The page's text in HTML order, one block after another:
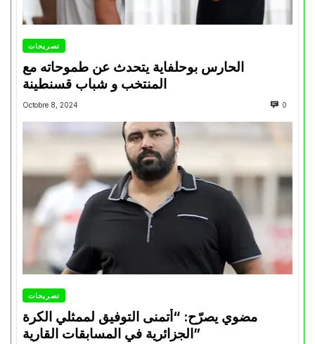
تصريحات
الحارس بوحلفاية يتحدث عن طموحاته مع
المنتخب و شباب قسنطينة
Octobre 8, 2024 0
تصريحات
مضوي يصرّح: “أتمنى التوفيق لممثلي الكرة
الجزائرية في المسابقات القارية”